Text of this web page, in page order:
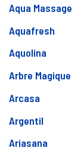
Aqua Massage
Aquafresh
Aquolina
Arbre Magique
Arcasa
Argentil
Ariasana